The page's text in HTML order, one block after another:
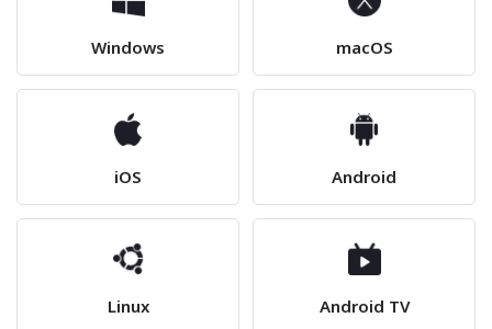
Windows macOS
iOS Android
Linux Android TV